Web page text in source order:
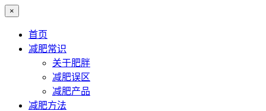
×
首页
减肥常识
关于肥胖
减肥误区
减肥产品
减肥方法